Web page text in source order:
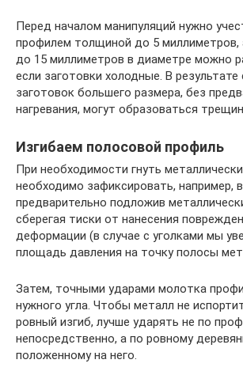
Перед началом манипуляций нужно
профилем толщиной до 5 миллиметров,
до 15 миллиметров в диаметре можно
если заготовки холодные. В результате
заготовок большего размера, без
нагревания, могут образоваться
Изгибаем полосовой профиль
При необходимости гнуть
необходимо зафиксировать, например,
предварительно подложив
сберегая тиски от нанесения
деформации (в случае с уголками мы
площадь давления на точку полосы
Затем, точными ударами молотка
нужного угла. Чтобы металл не
ровный изгиб, лучше ударять не по
непосредственно, а по ровному
положенному на него.